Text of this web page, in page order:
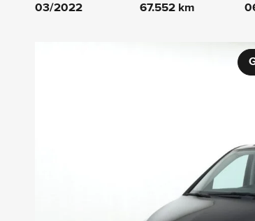
03/2022 67.552 km